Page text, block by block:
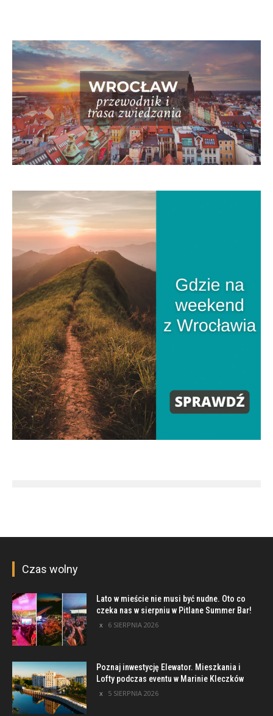
Czas wolny
Lato w mieście nie musi być nudne. Oto co
czeka nas w sierpniu w Pitlane Summer Bar!
6 SIERPNIA 2026
Poznaj inwestycję Elewator. Mieszkania i
Lofty podczas eventu w Marinie Kleczków
5 SIERPNIA 2026